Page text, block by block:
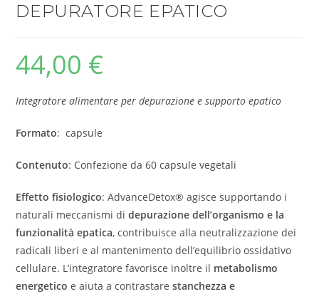
DEPURATORE EPATICO
44,00 €
Integratore alimentare per depurazione e supporto epatico
Formato: capsule
Contenuto: Confezione da 60 capsule vegetali
Effetto fisiologico: AdvanceDetox® agisce supportando i
naturali meccanismi didepurazione dell’organismo e la
funzionalità epatica, contribuisce alla neutralizzazione dei
radicali liberi e al mantenimento dell’equilibrio ossidativo
cellulare. L’integratore favorisce inoltre il metabolismo
energetico e aiuta a contrastarestanchezza e